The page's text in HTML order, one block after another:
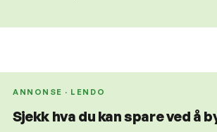
ANNONSE · LENDO
Sjekk hva du kan spare ved å